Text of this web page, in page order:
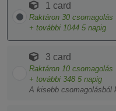
1 card
Raktáron 30 csomagolás
+ további 1044 5 napig
3 card
Raktáron 10 csomagolás
+ további 348 5 napig
A kisebb csomagolásból